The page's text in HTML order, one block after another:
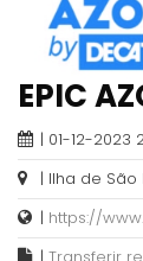
EPIC
| 01-12-2023
| Ilha de
| https://